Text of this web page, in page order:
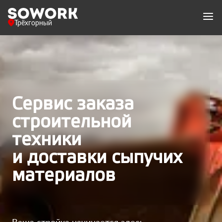
Трёхгорный
Сервис заказа
строительной
техники
и доставки сыпучих
материалов